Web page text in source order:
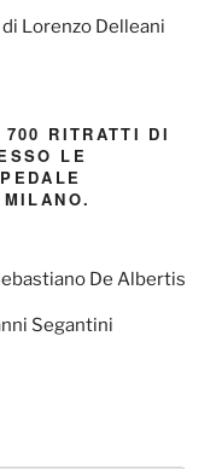
Lorenzo Delleani
RITRATTI DI
LE
De Albertis
Segantini